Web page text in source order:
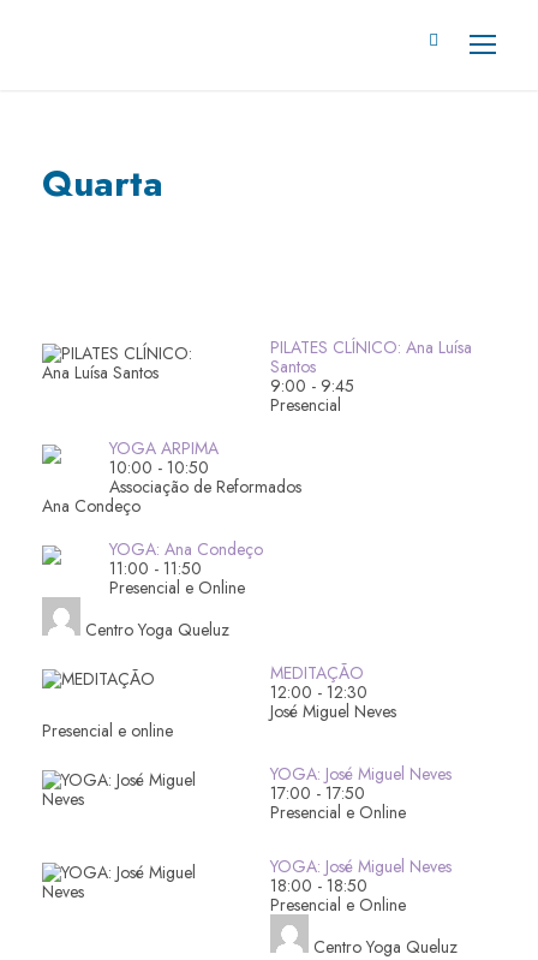
Quarta
PILATES CLÍNICO: Ana Luísa
Santos
9:00 - 9:45
Presencial
YOGA ARPIMA
10:00 - 10:50
Associação de Reformados
Ana Condeço
YOGA: Ana Condeço
11:00 - 11:50
Presencial e Online
Centro Yoga Queluz
MEDITAÇÃO
12:00 - 12:30
José Miguel Neves
Presencial e online
YOGA: José Miguel Neves
17:00 - 17:50
Presencial e Online
YOGA: José Miguel Neves
18:00 - 18:50
Presencial e Online
Centro Yoga Queluz